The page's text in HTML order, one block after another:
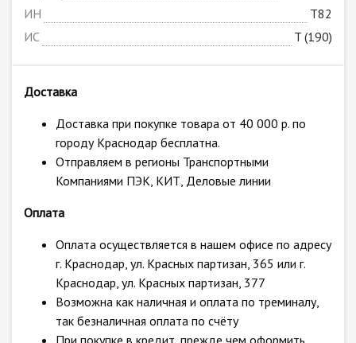
ИН
T82
ИС
T (190)
Доставка
Доставка при покупке товара от 40 000 р. по
городу Краснодар бесплатна.
Отправляем в регионы Транспортными
Компаниями ПЭК, КИТ, Деловые линии
Оплата
Оплата осуществляется в нашем офисе по адресу
г. Краснодар, ул. Красных партизан, 365 или г.
Краснодар, ул. Красных партизан, 377
Возможна как наличная и оплата по треминалу,
так безналичная оплата по счёту